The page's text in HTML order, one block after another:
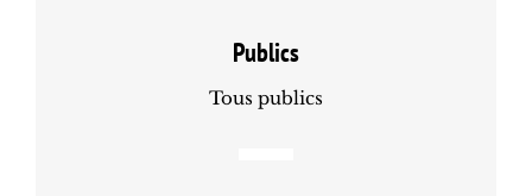
Publics
Tous publics